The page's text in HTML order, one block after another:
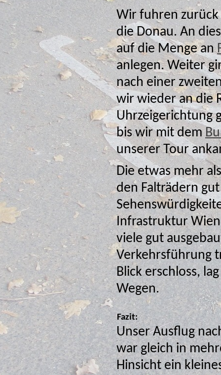
Wir fuhren zurück
die Donau. An dieser Stelle hatte
auf die Menge an
anlegen. Weiter
nach einer
wir wieder an die
Uhrzeigerichtung
bis wir mit dem
unserer Tour
Die etwas mehr
den Falträdern gut bewältigen
Infrastruktur Wiens. Auf der gewählten Strecke gab es
viele gut
Verkehrsführung
Blick erschloss, lag daher wohl
Wegen.
Fazit:
Unser Ausflug
war gleich in
Hinsicht ein